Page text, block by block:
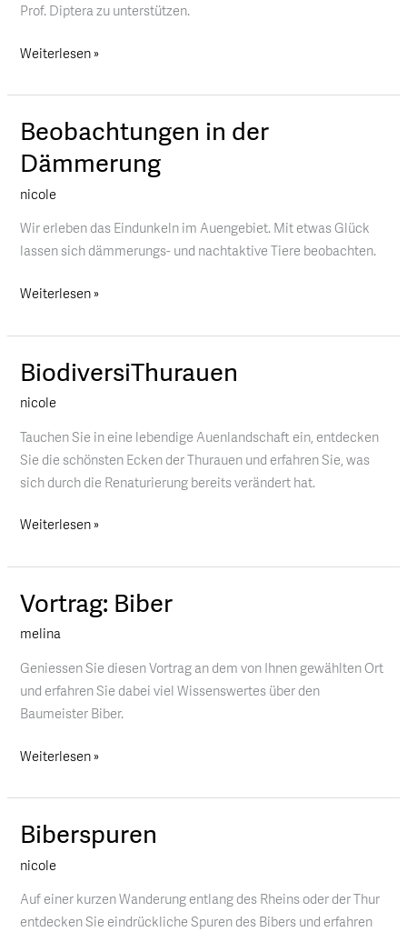
Prof. Diptera zu unterstützen.
Weiterlesen »
Beobachtungen in der
Dämmerung
nicole
Wir erleben das Eindunkeln im Auengebiet. Mit etwas Glück
lassen sich dämmerungs- und nachtaktive Tiere beobachten.
Beobachtungen
der
Dämmerung
Weiterlesen »
BiodiversiThurauen
nicole
Tauchen Sie in eine lebendige Auenlandschaft ein, entdecken
Sie die schönsten Ecken der Thurauen und erfahren Sie, was
sich durch die Renaturierung bereits verändert hat.
BiodiversiThurauen
Weiterlesen »
Vortrag: Biber
melina
Geniessen Sie diesen Vortrag an dem von Ihnen gewählten Ort
und erfahren Sie dabei viel Wissenswertes über den
Baumeister Biber.
Vortrag:
Weiterlesen »
Biberspuren
nicole
Auf einer kurzen Wanderung entlang des Rheins oder der Thur
entdecken Sie eindrückliche Spuren des Bibers und erfahren
Biberspuren